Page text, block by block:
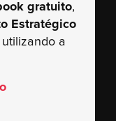
gratuito,
Estratégico
utilizando a